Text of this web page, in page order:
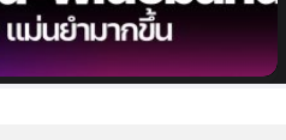
Key ปลดล็อครถ
ถบางรุ่น)